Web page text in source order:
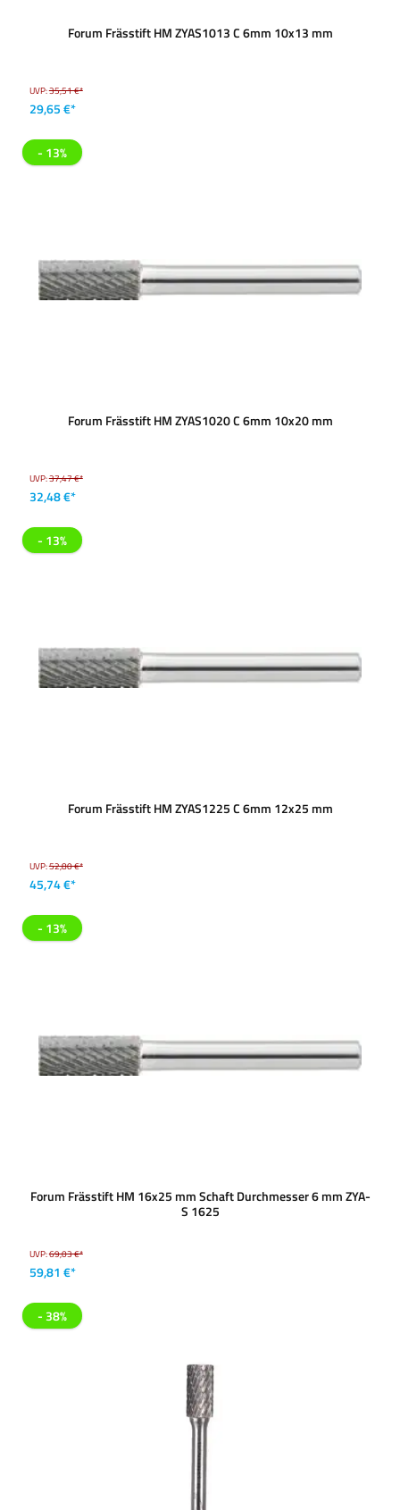
Forum Frässtift HM ZYAS1013 C 6mm 10x13 mm
UVP:35,51 €*
29,65 €*
- 13%
Forum Frässtift HM ZYAS1020 C 6mm 10x20 mm
UVP:37,47 €*
32,48 €*
- 13%
Forum Frässtift HM ZYAS1225 C 6mm 12x25 mm
UVP:52,80 €*
45,74 €*
- 13%
Forum Frässtift HM 16x25 mm Schaft Durchmesser 6 mm ZYA-
S 1625
UVP:69,03 €*
59,81 €*
- 38%